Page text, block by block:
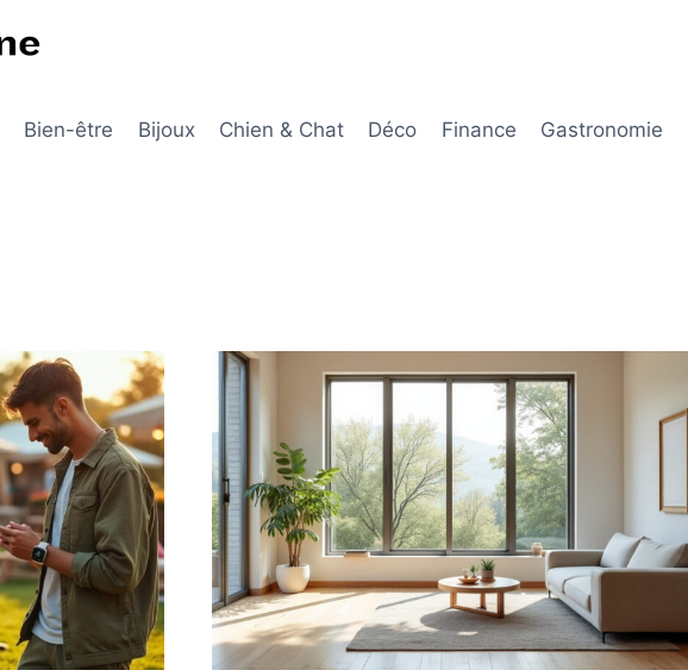
Bien-être Bijoux Chien & Chat Déco Finance Gastronomie